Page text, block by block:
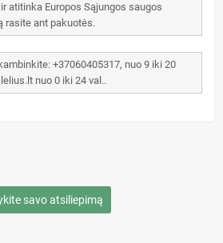
atitinka Europos Sąjungos saugos
rasite ant pakuotės.
+37060405317, nuo 9 iki 20
nuo 0 iki 24 val..
savo atsiliepimą